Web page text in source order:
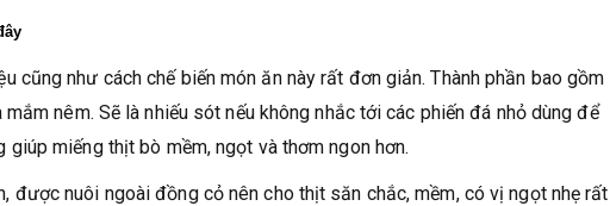
cũng như cách chế biến món ăn này rất đơn giản. Thành phần bao gồm
nêm. Sẽ là nhiếu sót nếu không nhắc tới các phiến đá nhỏ dùng để
miếng thịt bò mềm, ngọt và thơm ngon hơn.
nuôi ngoài đồng cỏ nên cho thịt săn chắc, mềm, có vị ngọt nhẹ rất